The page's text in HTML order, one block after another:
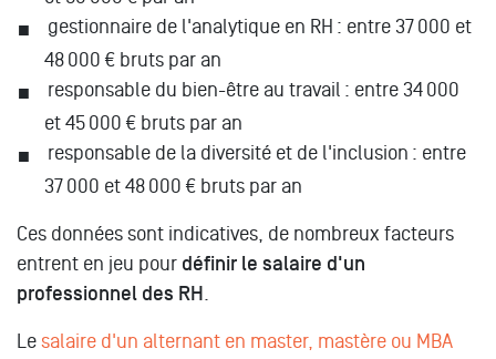
gestionnaire de l'analytique en RH : entre 37 000 et
48 000 € bruts par an
responsable du bien-être au travail : entre 34 000
et 45 000 € bruts par an
responsable de la diversité et de l'inclusion : entre
37 000 et 48 000 € bruts par an
Ces données sont indicatives, de nombreux facteurs
entrent en jeu pour définir le salaire d'un
professionnel des RH.
Le salaire d'un alternant en master, mastère ou MBA